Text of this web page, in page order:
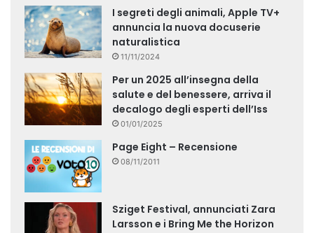
I segreti degli animali, Apple TV+
annuncia la nuova docuserie
naturalistica
11/11/2024
Per un 2025 all’insegna della
salute e del benessere, arriva il
decalogo degli esperti dell’Iss
01/01/2025
Page Eight – Recensione
08/11/2011
Sziget Festival, annunciati Zara
Larsson e i Bring Me the Horizon